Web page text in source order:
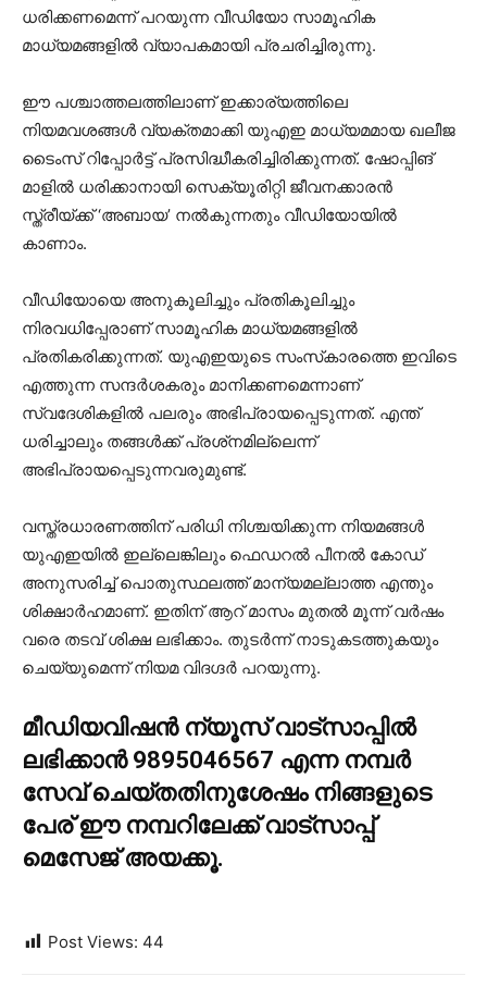
ധരിക്കണമെന്ന് പറയുന്ന വീഡിയോ സാമൂഹിക
മാധ്യമങ്ങളില്‍ വ്യാപകമായി പ്രചരിച്ചിരുന്നു.
ഈ പശ്ചാത്തലത്തിലാണ് ഇക്കാര്യത്തിലെ
നിയമവശങ്ങള്‍ വ്യക്തമാക്കി യുഎഇ മാധ്യമമായ ഖലീജ
ടൈംസ് റിപ്പോര്‍ട്ട് പ്രസിദ്ധീകരിച്ചിരിക്കുന്നത്. ഷോപ്പിങ്
മാളില്‍ ധരിക്കാനായി സെക്യൂരിറ്റി ജീവനക്കാരന്‍
സ്ത്രീയ്ക്ക് ‘അബായ’ നല്‍കുന്നതും വീഡിയോയില്‍
കാണാം.
വീഡിയോയെ അനുകൂലിച്ചും പ്രതികൂലിച്ചും
നിരവധിപ്പേരാണ് സാമൂഹിക മാധ്യമങ്ങളില്‍
പ്രതികരിക്കുന്നത്. യുഎഇയുടെ സംസ്‌കാരത്തെ ഇവിടെ
എത്തുന്ന സന്ദര്‍ശകരും മാനിക്കണമെന്നാണ്
സ്വദേശികളില്‍ പലരും അഭിപ്രായപ്പെടുന്നത്. എന്ത്
ധരിച്ചാലും തങ്ങള്‍ക്ക് പ്രശ്‌നമില്ലെന്ന്
അഭിപ്രായപ്പെടുന്നവരുമുണ്ട്.
വസ്ത്രധാരണത്തിന് പരിധി നിശ്ചയിക്കുന്ന നിയമങ്ങള്‍
യുഎഇയില്‍ ഇല്ലെങ്കിലും ഫെഡറല്‍ പീനല്‍ കോഡ്
അനുസരിച്ച് പൊതുസ്ഥലത്ത് മാന്യമല്ലാത്ത എന്തും
ശിക്ഷാര്‍ഹമാണ്. ഇതിന് ആറ് മാസം മുതല്‍ മൂന്ന് വര്‍ഷം
വരെ തടവ് ശിക്ഷ ലഭിക്കാം. തുടര്‍ന്ന് നാടുകടത്തുകയും
ചെയ്യുമെന്ന് നിയമ വിദഗ്ദര്‍ പറയുന്നു.
മീഡിയവിഷൻ ന്യൂസ് വാട്സാപ്പില്‍
ലഭിക്കാന്‍ 9895046567 എന്ന നമ്പര്‍
സേവ് ചെയ്തതിനുശേഷം നിങ്ങളുടെ
പേര് ഈ നമ്പറിലേക്ക് വാട്സാപ്പ്
മെസേജ് അയക്കൂ.
Post Views: 44